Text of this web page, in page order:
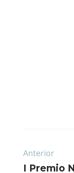
Anterior
I Premio